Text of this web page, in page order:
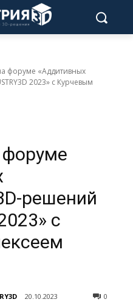
форуме «Аддитивных
2023» с Курчевым
решений
с
20.10.2023 0